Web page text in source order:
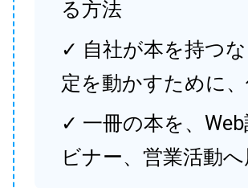
る方法
✓ 自社が本を持つ
定を動かすために
✓ 一冊の本を、
ビナー、営業活動